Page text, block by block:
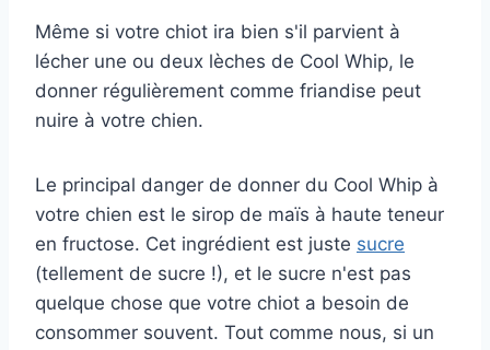
Même si votre chiot ira bien s'il parvient à
lécher une ou deux lèches de Cool Whip, le
donner régulièrement comme friandise peut
nuire à votre chien.
Le principal danger de donner du Cool Whip à
votre chien est le sirop de maïs à haute teneur
en fructose. Cet ingrédient est juste sucre
(tellement de sucre !), et le sucre n'est pas
quelque chose que votre chiot a besoin de
consommer souvent. Tout comme nous, si un